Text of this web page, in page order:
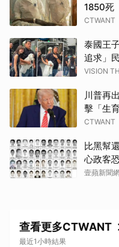
1850死
CTWANT
泰國王
追求」
VISION
川普再
擊「生
CTWANT
比黑幫
心政客
壹蘋新聞
查看更多CTWANT
最近1小時結果